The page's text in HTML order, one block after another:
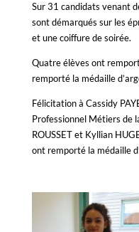
Sur 31 candidats venant
sont démarqués sur les
et une coiffure de soirée.
Quatre élèves ont
remporté la médaille
Félicitation à Cassidy
Professionnel Métiers de
ROUSSET et Kyllian
ont remporté la médaille